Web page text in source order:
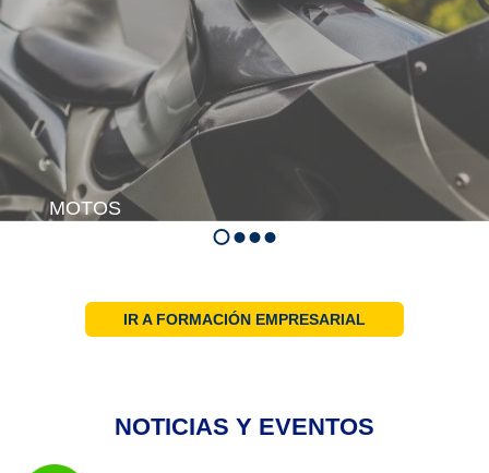
MOTOS
IR A FORMACIÓN EMPRESARIAL
NOTICIAS Y EVENTOS